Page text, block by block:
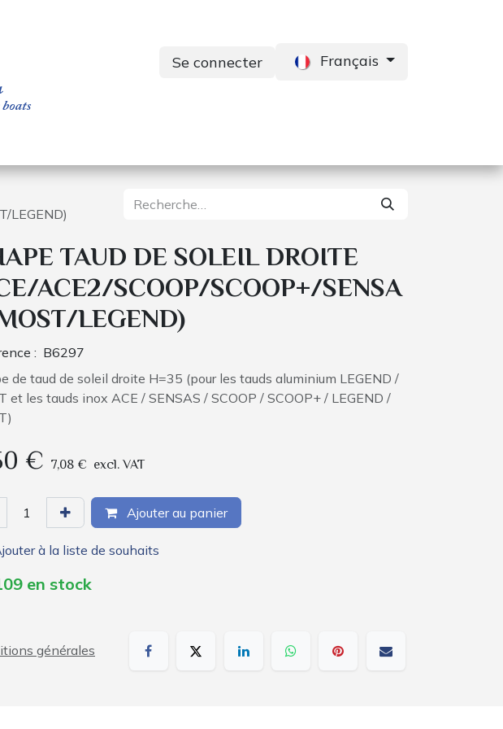
Se connecter Français
LEGEND)
TAUD DE SOLEIL DROITE
ACE2/SCOOP/SCOOP+/SENSA
LEGEND)
: B6297
de taud de soleil droite H=35 (pour les tauds aluminium LEGEND /
et les tauds inox ACE / SENSAS / SCOOP / SCOOP+ / LEGEND /
€ 7,08 € excl. VAT
Ajouter au panier
à la liste de souhaits
en stock
générales